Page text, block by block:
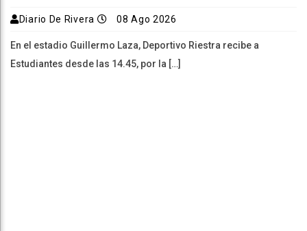
Diario De Rivera 08 Ago 2026
En el estadio Guillermo Laza, Deportivo Riestra recibe a
Estudiantes desde las 14.45, por la […]